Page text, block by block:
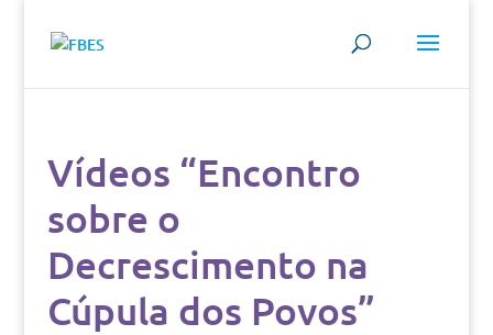
Vídeos “Encontro
sobre o
Decrescimento na
Cúpula dos Povos”